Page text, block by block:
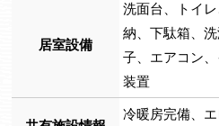
居室設備
洗面台、トイ
納、下駄箱、
子、エアコン
装置
冷暖房完備、